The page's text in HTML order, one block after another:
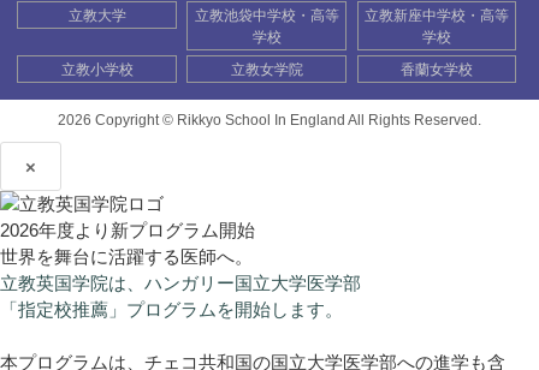
立教大学
立教池袋中学校・高等
学校
立教新座中学校・高等
学校
立教小学校
立教女学院 香蘭女学校
2026 Copyright © Rikkyo School In England All Rights Reserved.
×
2026年度より新プログラム開始
世界を舞台に活躍する医師へ。
立教英国学院は、ハンガリー国立大学医学部
「指定校推薦」プログラムを開始します。
本プログラムは、チェコ共和国の国立大学医学部への進学も含